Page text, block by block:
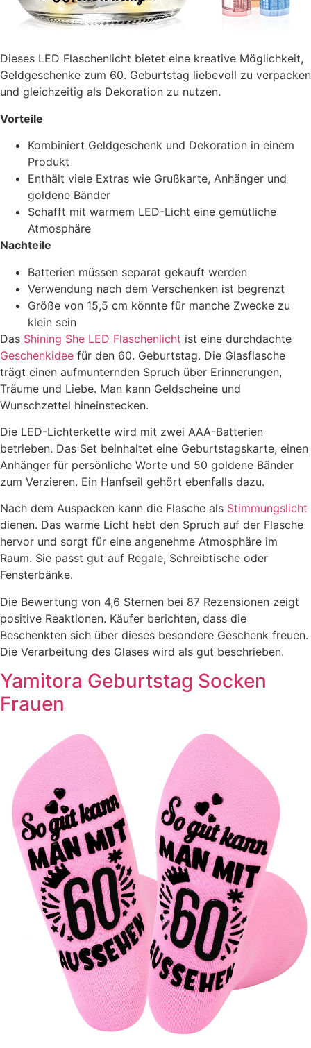
Dieses LED Flaschenlicht bietet eine kreative Möglichkeit,
Geldgeschenke zum 60. Geburtstag liebevoll zu verpacken
und gleichzeitig als Dekoration zu nutzen.
Vorteile
Kombiniert Geldgeschenk und Dekoration in einem
Produkt
Enthält viele Extras wie Grußkarte, Anhänger und
goldene Bänder
Schafft mit warmem LED-Licht eine gemütliche
Atmosphäre
Nachteile
Batterien müssen separat gekauft werden
Verwendung nach dem Verschenken ist begrenzt
Größe von 15,5 cm könnte für manche Zwecke zu
klein sein
Das Shining She LED Flaschenlicht ist eine durchdachte
Geschenkidee für den 60. Geburtstag. Die Glasflasche
trägt einen aufmunternden Spruch über Erinnerungen,
Träume und Liebe. Man kann Geldscheine und
Wunschzettel hineinstecken.
Die LED-Lichterkette wird mit zwei AAA-Batterien
betrieben. Das Set beinhaltet eine Geburtstagskarte, einen
Anhänger für persönliche Worte und 50 goldene Bänder
zum Verzieren. Ein Hanfseil gehört ebenfalls dazu.
Nach dem Auspacken kann die Flasche als Stimmungslicht
dienen. Das warme Licht hebt den Spruch auf der Flasche
hervor und sorgt für eine angenehme Atmosphäre im
Raum. Sie passt gut auf Regale, Schreibtische oder
Fensterbänke.
Die Bewertung von 4,6 Sternen bei 87 Rezensionen zeigt
positive Reaktionen. Käufer berichten, dass die
Beschenkten sich über dieses besondere Geschenk freuen.
Die Verarbeitung des Glases wird als gut beschrieben.
Yamitora Geburtstag Socken
Frauen